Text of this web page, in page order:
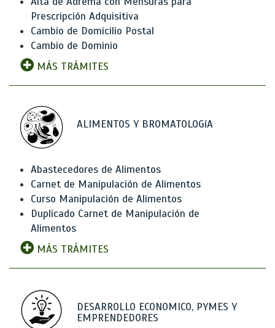
Prescripción Adquisitiva
Cambio de Domicilio Postal
Cambio de Dominio
MÁS TRÁMITES
ALIMENTOS Y BROMATOLOGíA
Abastecedores de Alimentos
Carnet de Manipulación de Alimentos
Curso Manipulación de Alimentos
Duplicado Carnet de Manipulación de
Alimentos
MÁS TRÁMITES
DESARROLLO ECONOMICO, PYMES Y
EMPRENDEDORES